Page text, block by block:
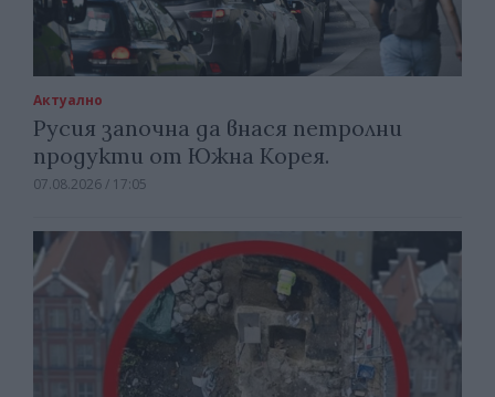
Актуално
Русия започна да внася петролни
продукти от Южна Корея.
07.08.2026 / 17:05